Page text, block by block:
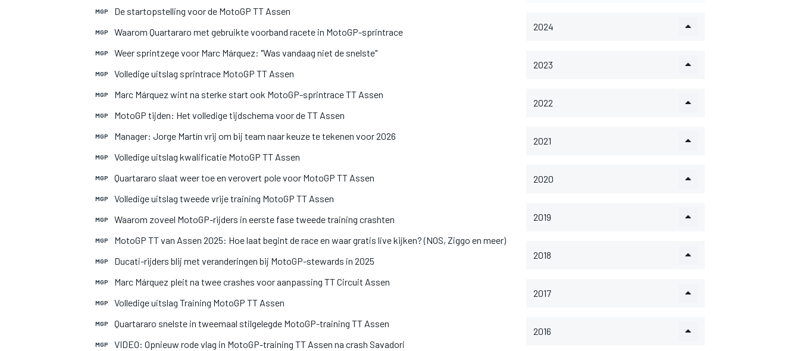
WEC DTM
MGP De startopstelling voor de MotoGP TT Assen
MGP Waarom Quartararo met gebruikte voorband racete in MotoGP-sprintrace
MGP Weer sprintzege voor Marc Márquez: "Was vandaag niet de snelste"
MGP Volledige uitslag sprintrace MotoGP TT Assen
MGP Marc Márquez wint na sterke start ook MotoGP-sprintrace TT Assen
MGP MotoGP tijden: Het volledige tijdschema voor de TT Assen
MGP Manager: Jorge Martín vrij om bij team naar keuze te tekenen voor 2026
MGP Volledige uitslag kwalificatie MotoGP TT Assen
MGP Quartararo slaat weer toe en verovert pole voor MotoGP TT Assen
MGP Volledige uitslag tweede vrije training MotoGP TT Assen
MGP Waarom zoveel MotoGP-rijders in eerste fase tweede training crashten
MGP MotoGP TT van Assen 2025: Hoe laat begint de race en waar gratis live kijken? (NOS, Ziggo en meer)
MGP Ducati-rijders blij met veranderingen bij MotoGP-stewards in 2025
MGP Marc Márquez pleit na twee crashes voor aanpassing TT Circuit Assen
MGP Volledige uitslag Training MotoGP TT Assen
MGP Quartararo snelste in tweemaal stilgelegde MotoGP-training TT Assen
MGP VIDEO: Opnieuw rode vlag in MotoGP-training TT Assen na crash Savadori
2024
2023
2022
2021
2020
2019
2018
2017
2016